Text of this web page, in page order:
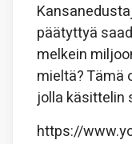
päätyttyä
melkein
mieltä? Tämä
jolla käsittelin
https://